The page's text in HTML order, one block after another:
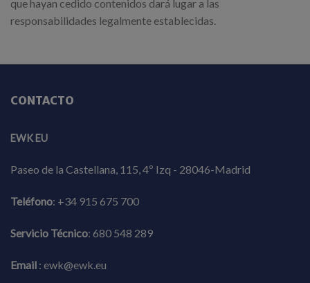
que hayan cedido contenidos dará lugar a las
responsabilidades legalmente establecidas.
CONTACTO
EWK EU
Paseo de la Castellana, 115, 4º Izq - 28046-Madrid
Teléfono: +34 915 675 700
Servicio Técnico: 680 548 289
Email : ewk@ewk.eu